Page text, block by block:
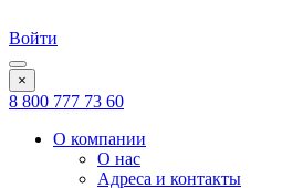
Войти
×
8 800 777 73 60
О компании
О нас
Адреса и контакты